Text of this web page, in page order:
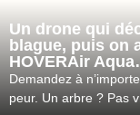
Un drone qui
blague, puis on
HOVERAir
Demandez à
peur. Un arbre ? Pas